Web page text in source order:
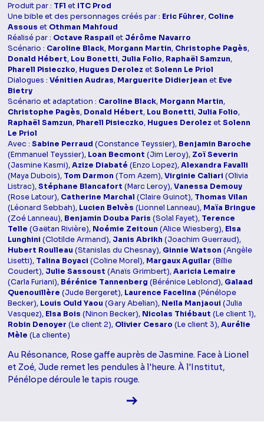
Produit par : TF1 et ITC Prod
Une bible et des personnages créés par : Eric Führer, Coline
Assous et Othman Mahfoud
Réalisé par : Octave Raspail et Jérôme Navarro
Scénario : Caroline Black, Morgann Martin, Christophe Pagès,
Donald Hébert, Lou Bonetti, Julia Folio, Raphaël Samzun,
Pharell Pisieczko, Hugues Derolez etSolenn Le Priol
Dialogues :Vénitien Audras, Marguerite Didierjean et Eve
Bietry
Scénario et adaptation : Caroline Black, Morgann Martin,
Christophe Pagès, Donald Hébert, Lou Bonetti, Julia Folio,
Raphaël Samzun, Pharell Pisieczko, Hugues Derolez etSolenn
Le Priol
Avec :Sabine Perraud (Constance Teyssier), Benjamin Baroche
(Emmanuel Teyssier), Loan Becmont (Jim Leroy), Zoï Severin
(Jasmine Kasmi),Azize Diabaté (Enzo Lopez),Alexandra Favalli
(Maya Dubois), Tom Darmon (Tom Azem),Virginie Caliari (Olivia
Listrac),Stéphane Blancafort (Marc Leroy),Vanessa Demouy
(Rose Latour), Catherine Marchal (Claire Guinot), Thomas Vilan
(Léonard Sebbah), Lucien Belvès (Lionnel Lanneau), Maïa Bringue
(Zoé Lanneau), Benjamin Douba Paris (Solal Fayet), Terence
Telle (Gaëtan Rivière), Noémie Zeitoun (Alice Wiesberg), Elsa
Lunghini (Clotilde Armand), Janis Abrikh (Joachim Guerraud),
Hubert Roulleau (Stanislas du Chesnay), Ginnie Watson (Angèle
Lisetti), Talina Boyaci (Coline Morel), Margaux Aguilar (Billie
Coudert), Julie Sassoust (Anaïs Grimbert),Aaricia Lemaire
(Carla Furiani), Bérénice Tannenberg (Bérénice Leblond), Galaad
Quenouillère (Jude Bergeret), Laurence Facelina (Pénélope
Becker), Louis Ould Yaou (Gary Abelian), Neila Manjaoui (Julia
Vasquez), Elsa Bois (Ninon Becker), Nicolas Thiébaut (Le client 1),
Robin Denoyer (Le client 2), Olivier Cesaro (Le client 3),Aurélie
Mèle (La cliente)
Au Résonance, Rose gaffe auprès de Jasmine. Face à Lionel
et Zoé, Jude remet les pendules à l'heure. À l'Institut,
Pénélope déroule le tapis rouge.
Voir la fiche diffusion